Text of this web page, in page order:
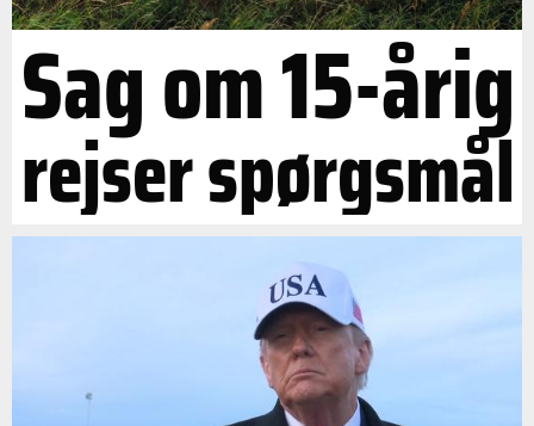
Sag om 15-årig
rejser spørgsmål